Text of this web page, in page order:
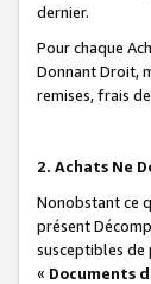
dernier.
Pour chaque
Donnant Droit,
remises, frais
2. Achats Ne
Nonobstant ce
présent
susceptibles de
« Documents